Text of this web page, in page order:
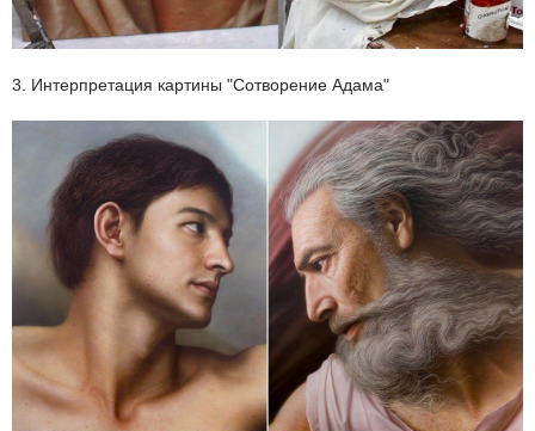
3. Интерпретация картины "Сотворение Адама"